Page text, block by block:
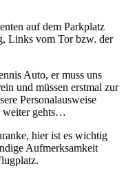
auf dem Parkplatz
Links vom Tor bzw. der
Auto, er muss uns
und müssen erstmal zur
Personalausweise
weiter gehts…
hier ist es wichtig
Aufmerksamkeit